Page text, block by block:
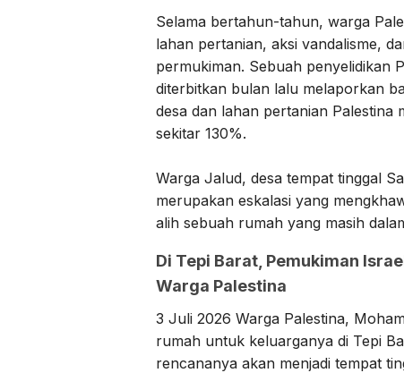
Selama bertahun-tahun, warga
lahan pertanian, aksi vandalisme,
permukiman. Sebuah penyelidikan
diterbitkan bulan lalu melaporkan
desa dan lahan pertanian Palestina
sekitar 130%.
Warga Jalud, desa tempat tinggal
merupakan eskalasi yang
alih sebuah rumah yang masih
Di Tepi Barat, Pemukiman
Warga Palestina
3 Juli 2026 Warga Palestina,
rumah untuk keluarganya di Tepi
rencananya akan menjadi tempat